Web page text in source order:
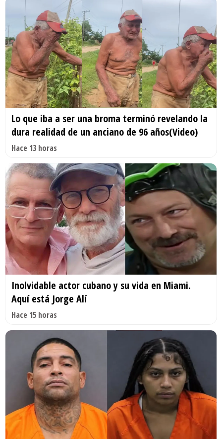
Lo que iba a ser una broma terminó revelando la
dura realidad de un anciano de 96 años(Video)
Hace 13 horas
Inolvidable actor cubano y su vida en Miami.
Aquí está Jorge Alí
Hace 15 horas